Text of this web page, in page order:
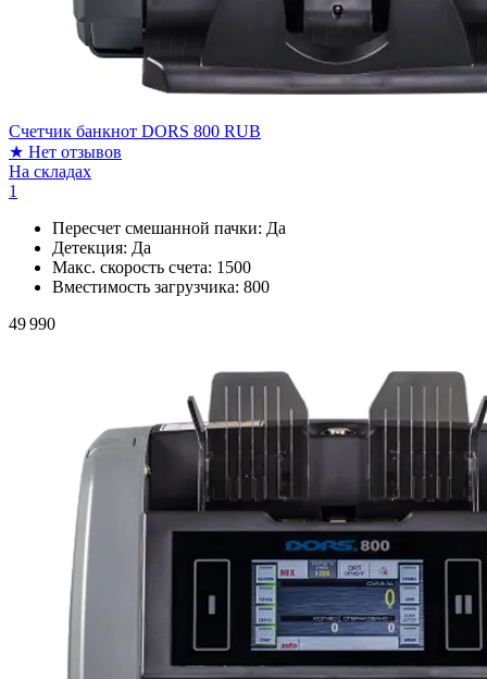
Счетчик банкнот DORS 800 RUB
★ Нет отзывов
На складах
1
Пересчет смешанной пачки: Да
Детекция: Да
Макс. скорость счета: 1500
Вместимость загрузчика: 800
49 990